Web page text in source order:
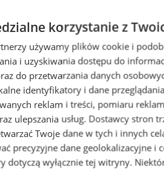
korzystanie z
używamy plików cookie i
i uzyskiwania dostępu do
do przetwarzania danych
identyfikatory i dane
reklam i treści, pomiaru
ulepszania usług. Dostawcy stron
Twoje dane w tych i innych
precyzyjne dane geolokalizacyjne i
dotyczą wyłącznie tej witryny.